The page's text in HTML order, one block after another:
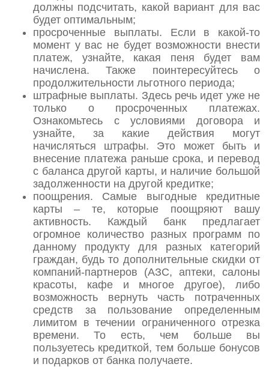
должны подсчитать, какой вариант для вас
будет оптимальным;
просроченные выплаты. Если в какой-то
момент у вас не будет возможности внести
платеж, узнайте, какая пеня будет вам
начислена. Также поинтересуйтесь о
продолжительности льготного периода;
штрафные выплаты. Здесь речь идет уже не
только о просроченных платежах.
Ознакомьтесь с условиями договора и
узнайте, за какие действия могут
начисляться штрафы. Это может быть и
внесение платежа раньше срока, и перевод
с баланса другой карты, и наличие большой
задолженности на другой кредитке;
поощрения. Самые выгодные кредитные
карты – те, которые поощряют вашу
активность. Каждый банк предлагает
огромное количество разных программ по
данному продукту для разных категорий
граждан, будь то дополнительные скидки от
компаний-партнеров (АЗС, аптеки, салоны
красоты, кафе и многое другое), либо
возможность вернуть часть потраченных
средств за пользование определенным
лимитом в течении ограниченного отрезка
времени. То есть, чем больше вы
пользуетесь кредиткой, тем больше бонусов
и подарков от банка получаете.